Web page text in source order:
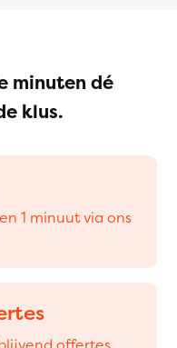
minuten dé
klus.
1 minuut via ons